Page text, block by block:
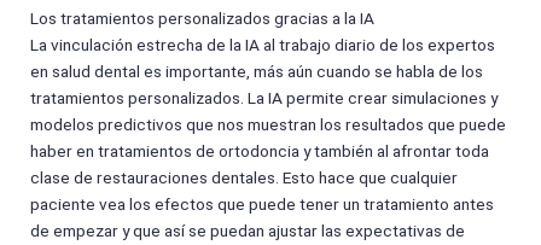
Los tratamientos personalizados gracias a la IA
La vinculación estrecha de la IA al trabajo diario de los expertos
en salud dental es importante, más aún cuando se habla de los
tratamientos personalizados. La IA permite crear simulaciones y
modelos predictivos que nos muestran los resultados que puede
haber en tratamientos de ortodoncia y también al afrontar toda
clase de restauraciones dentales. Esto hace que cualquier
paciente vea los efectos que puede tener un tratamiento antes
de empezar y que así se puedan ajustar las expectativas de